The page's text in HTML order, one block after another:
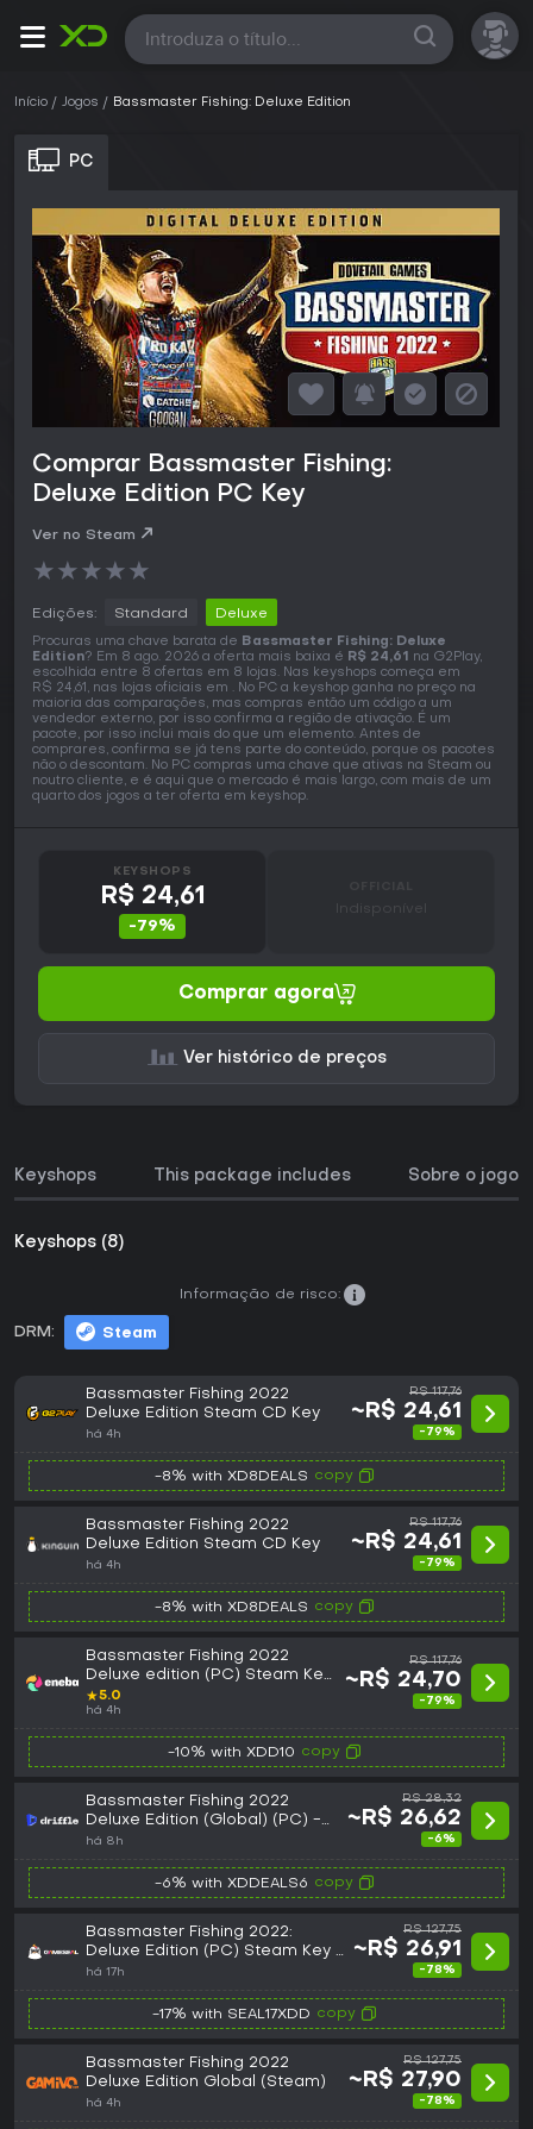
Todas
Início Jogos Bassmaster Fishing: Deluxe Edition
PC
Comprar Bassmaster Fishing:
Deluxe Edition PC Key
Ver no Steam
★★★★★
Edições: Standard Deluxe
Procuras uma chave barata de Bassmaster Fishing: Deluxe
Edition? Em 8 ago. 2026 a oferta mais baixa é R$ 24,61
na G2Play,
escolhida entre 8 ofertas em 8 lojas. Nas keyshops começa em
R$ 24,61, nas lojas oficiais em . No PC a keyshop ganha no preço na
maioria das comparações, mas compras então um código a um
vendedor externo, por isso confirma a região de ativação. É um
pacote, por isso inclui mais do que um elemento. Antes de
comprares, confirma se já tens parte do conteúdo, porque os pacotes
não o descontam. No PC compras uma chave que ativas na Steam ou
noutro cliente, e é aqui que o mercado é mais largo, com mais de um
quarto dos jogos a ter oferta em keyshop.
KEYSHOPS
R$ 24,61
-79%
Indisponível
Comprar agora
Ver histórico de preços
Keyshops This package includes Sobre o jogo
Keyshops (8)
DRM: Steam
Informação de risco:
Bassmaster Fishing 2022
Deluxe Edition Steam CD Key
há 4h
R$ 117,76
~R$ 24,61
-79%
-8% with XD8DEALS copy
Bassmaster Fishing 2022
Deluxe Edition Steam CD Key
há 4h
R$ 117,76
~R$ 24,61
-79%
-8% with XD8DEALS copy
Bassmaster Fishing 2022
Deluxe edition (PC) Steam Key
GLOBAL
★5.0
há 4h
R$ 117,76
~R$ 24,70
-79%
-10% with XDD10 copy
Bassmaster Fishing 2022
Deluxe Edition (Global) (PC) -
Steam - Digital Key
há 8h
R$ 28,32
~R$ 26,62
-6%
-6% with XDDEALS6 copy
Bassmaster Fishing 2022:
Deluxe Edition (PC) Steam Key -
GLOBAL
há 17h
R$ 127,75
~R$ 26,91
-78%
-17% with SEAL17XDD copy
Bassmaster Fishing 2022
Deluxe Edition Global (Steam)
há 4h
R$ 127,75
~R$ 27,90
-78%